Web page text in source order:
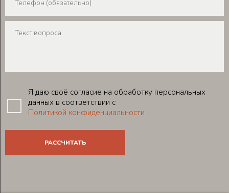
Я даю своё согласие на обработку персональных
данных в соответствии с
Политикой конфиденциальности